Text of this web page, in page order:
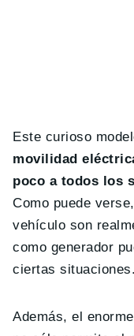
Este curioso
movilidad
poco a todos los
Como puede
vehículo son
como generador
ciertas situaciones.
Además, el